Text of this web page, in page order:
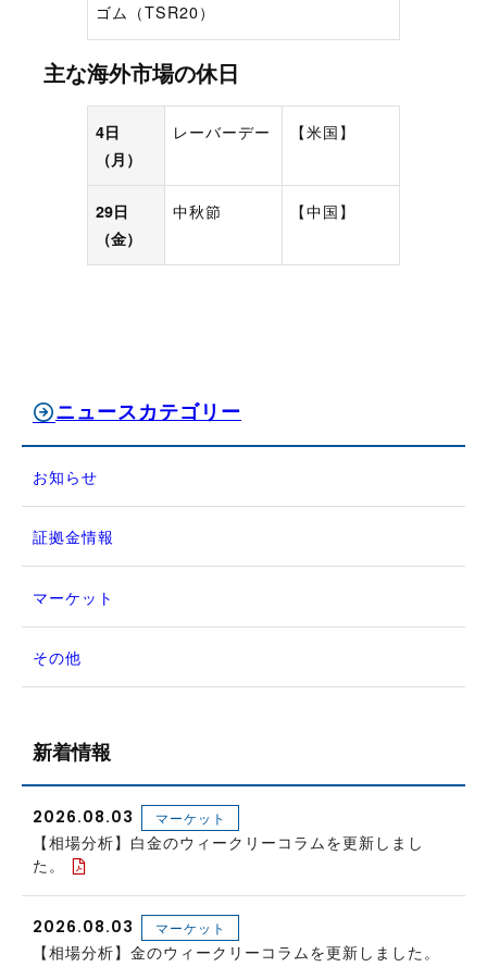
ゴム（TSR20）
主な海外市場の休日
4日
（月）
レーバーデー 【米国】
29日
（金）
中秋節 【中国】
ニュースカテゴリー
お知らせ
証拠金情報
マーケット
その他
新着情報
2026.08.03 マーケット
【相場分析】白金のウィークリーコラムを更新しまし
た。
2026.08.03 マーケット
【相場分析】金のウィークリーコラムを更新しました。